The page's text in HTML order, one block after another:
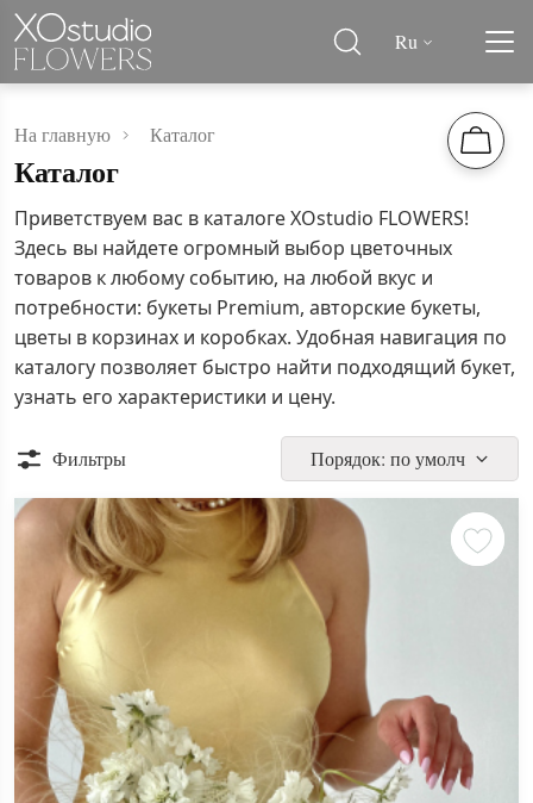
Ru
На главную Каталог
Каталог
Приветствуем вас в каталоге XOstudio FLOWERS!
Здесь вы найдете огромный выбор цветочных
товаров к любому событию, на любой вкус и
потребности: букеты Premium, авторские букеты,
цветы в корзинах и коробках. Удобная навигация по
каталогу позволяет быстро найти подходящий букет,
узнать его характеристики и цену.
Фильтры